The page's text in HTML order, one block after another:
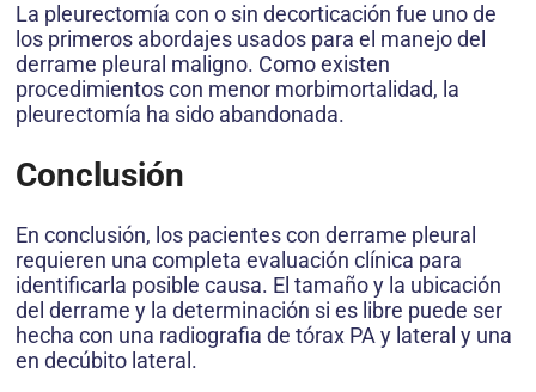
La pleurectomía con o sin decorticación fue uno de
los primeros abordajes usados para el manejo del
derrame pleural maligno. Como existen
procedimientos con menor morbimortalidad, la
pleurectomía ha sido abandonada.
Conclusión
En conclusión, los pacientes con derrame pleural
requieren una completa evaluación clínica para
identificarla posible causa. El tamaño y la ubicación
del derrame y la determinación si es libre puede ser
hecha con una radiografia de tórax PA y lateral y una
en decúbito lateral.